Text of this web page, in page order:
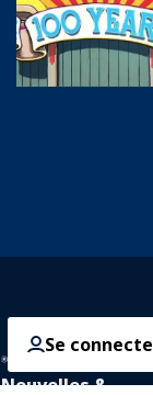
Se
Nouvelles &